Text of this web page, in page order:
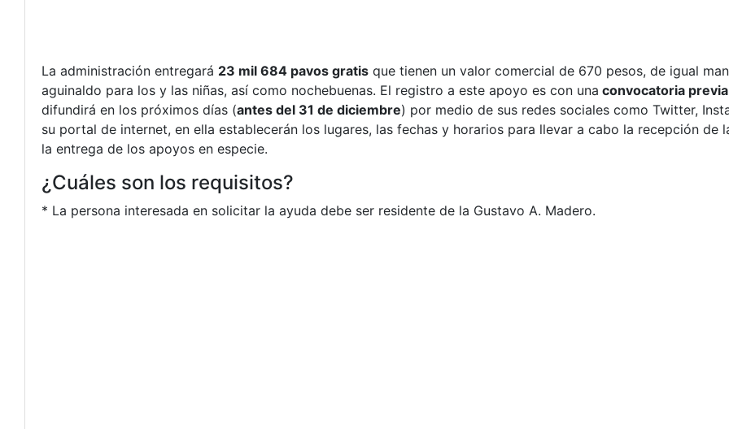
La administración entregará 23 mil 684 pavos gratis que tienen un valor comercial de 670 pesos, de igual
aguinaldo para los y las niñas, así como nochebuenas. El registro a este apoyo es con una convocatoria previa
difundirá en los próximos días (antes del 31 de diciembre) por medio de sus redes sociales como Twitter,
su portal de internet, en ella establecerán los lugares, las fechas y horarios para llevar a cabo la recepción de
la entrega de los apoyos en especie.
¿Cuáles son los requisitos?
* La persona interesada en solicitar la ayuda debe ser residente de la Gustavo A. Madero.